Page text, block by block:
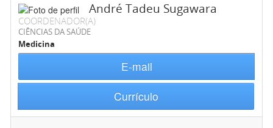
André Tadeu Sugawara
COORDENADOR(A)
CIÊNCIAS DA SAÚDE
Medicina
E-mail
Currículo